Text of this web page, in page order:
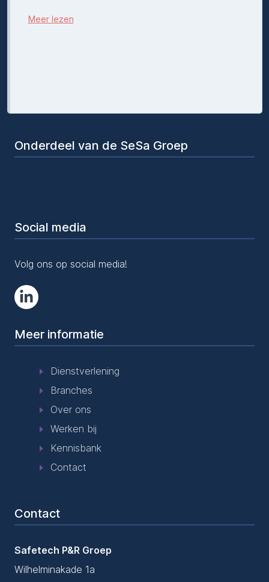
Meer lezen
Onderdeel van de SeSa Groep
Social media
Volg ons op social media!
Meer informatie
Dienstverlening
Branches
Over ons
Werken bij
Kennisbank
Contact
Contact
Safetech P&R Groep
Wilhelminakade 1a